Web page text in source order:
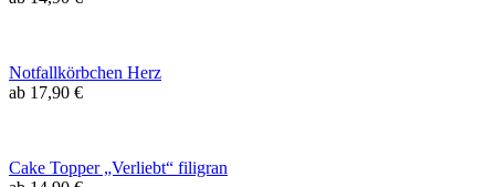
Notfallkörbchen Herz
ab 17,90 €
Cake Topper „Verliebt“ filigran